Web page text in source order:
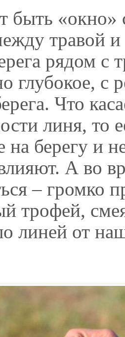
быть «окно»
травой
рядом с
глубокое, с
Что
линя, то
на берегу и
А во
– громко
трофей,
линей от